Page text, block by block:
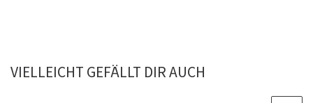
VIELLEICHT GEFÄLLT DIR AUCH